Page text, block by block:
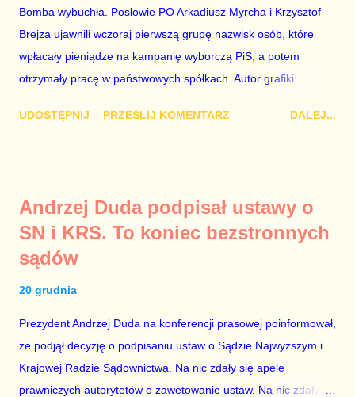
konieczne, ponieważ mamy do czynienia z medium o
wyjątkowo wątpliwej reputacji, ale mimo upływu czasu,
informacje nie zostały w żaden sposób zdementowane, a
oskarżany polityk milczy. Tygod...
Bomba wybuchła. Posłowie PO Arkadiusz Myrcha i Krzysztof
Brejza ujawnili wczoraj pierwszą grupę nazwisk osób, które
wpłacały pieniądze na kampanię wyborczą PiS, a potem
otrzymały pracę w państwowych spółkach. Autor grafiki:
polityków PO na ten temat. Pokazanie kilkunastu przypadków
PiS, a następnie uzyskują stanowiska w spółkach Skarbu
Państwa ze względu na to, że partia PiS obsadziła zarządy
tych spółek i wymienia profesjonalistów na kadry partyjne.
które zawsze może się zdarzyć, a polegającym na tym, że
osoba z kwalifikacjami wpłaca na partię polityczną, a następnie
obejmuje prace w spółce, która jest zarządzana pośrednio
przez ta partię. Przeciwnie. Przedstawienie pierwszej gr...
UDOSTĘPNIJ PRZEŚLIJ KOMENTARZ DALEJ...
Andrzej Duda podpisał ustawy o
SN i KRS. To koniec bezstronnych
sądów
20 grudnia
Prezydent Andrzej Duda na konferencji prasowej poinformował,
że podjął decyzję o podpisaniu ustaw o Sądzie Najwyższym i
Krajowej Radzie Sądownictwa. Na nic zdały się apele
prawniczych autorytetów o zawetowanie ustaw. Na nic zdały